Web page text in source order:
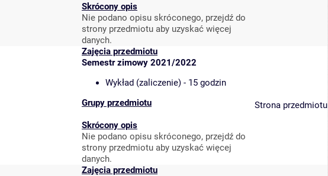
Skrócony opis
Nie podano opisu skróconego, przejdź do
strony przedmiotu aby uzyskać więcej
danych.
Zajęcia przedmiotu
Semestr zimowy 2021/2022
Wykład (zaliczenie) - 15 godzin
Grupy przedmiotu
Skrócony opis
Nie podano opisu skróconego, przejdź do
strony przedmiotu aby uzyskać więcej
danych.
Strona przedmiotu
Zajęcia przedmiotu